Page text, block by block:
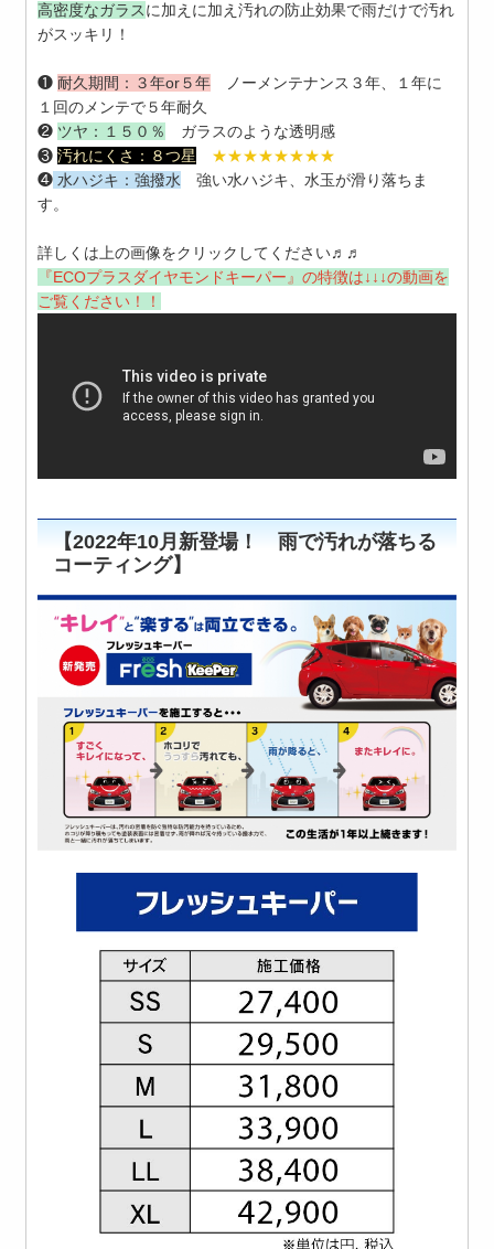
高密度なガラスに加えに加え汚れの防止効果で雨だけで汚れ
がスッキリ！
❶ 耐久期間： ３年or５年 ノーメンテナンス３年、１年に
１回のメンテで５年耐久
❷ ツヤ： １５０％
ガラスのような透明感
❸汚れにくさ： ８つ星
★★★★★★★★
❹ 水ハジキ：強撥水
強い水ハジキ、水玉が滑り落ちま
す。
詳しくは上の画像をクリックしてください♬♬
『ECOプラスダイヤモンドキーパー』の特徴は↓↓↓の動画を
ご覧ください！！
【2022年10月新登場！ 雨で汚れが落ちる
コーティング】